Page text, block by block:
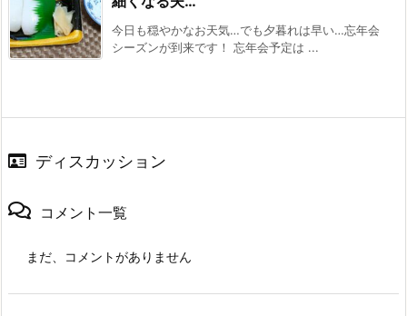
今日も穏やかなお天気…でも夕暮れは早い…忘年会
シーズンが到来です！ 忘年会予定は ...
ディスカッション
コメント一覧
まだ、コメントがありません